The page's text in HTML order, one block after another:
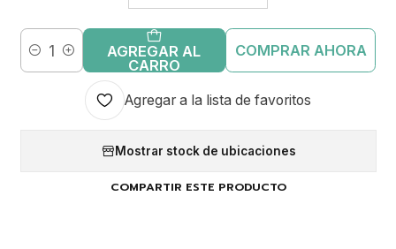
Cantidad
AGREGAR AL
CARRO
COMPRAR AHORA
Agregar a la lista de favoritos
Mostrar stock de ubicaciones
COMPARTIR ESTE PRODUCTO